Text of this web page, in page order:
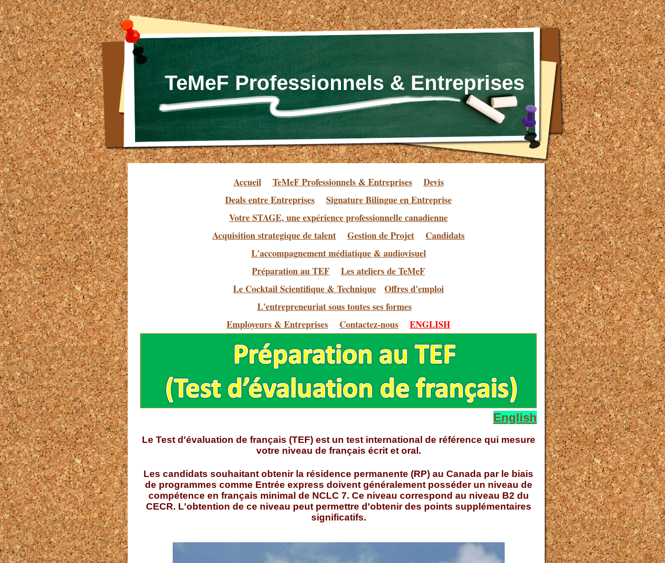
TeMeF Professionnels & Entreprises
Accueil TeMeF Professionnels & Entreprises
Devis
Deals entre Entreprises
Signature Bilingue en Entreprise
Votre STAGE, une expérience professionnelle canadienne
Acquisition strategique de talent
Gestion de Projet
Candidats
L'accompagnement médiatique & audiovisuel
Préparation au TEF
Les ateliers de TeMeF
Le Cocktail Scientifique & Technique
Offres d'emploi
L'entrepreneuriat sous toutes ses formes
Employeurs & Entreprises
Contactez-nous ENGLISH
English
Le Test d'évaluation de français (TEF) est un test international de référence qui mesure
votre niveau de français écrit et oral.
Les candidats souhaitant obtenir la résidence permanente (RP) au Canada par le biais
de programmes comme Entrée express doivent généralement posséder un niveau de
compétence en français minimal de NCLC 7. Ce niveau correspond au niveau B2 du
CECR. L'obtention de ce niveau peut permettre d'obtenir des points supplémentaires
significatifs.